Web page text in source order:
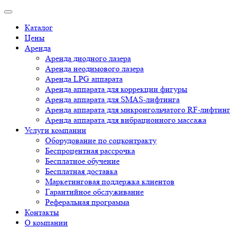
Каталог
Цены
Аренда
Аренда диодного лазера
Аренда неодимового лазера
Аренда LPG аппарата
Аренда аппарата для коррекции фигуры
Аренда аппарата для SMAS-лифтинга
Аренда аппарата для микроигольчатого RF-
Аренда аппарата для вибрационного массажа
Услуги компании
Оборудование по соцконтракту
Беспроцентная рассрочка
Бесплатное обучение
Бесплатная доставка
Маркетинговая поддержка клиентов
Гарантийное обслуживание
Реферальная программа
Контакты
О компании